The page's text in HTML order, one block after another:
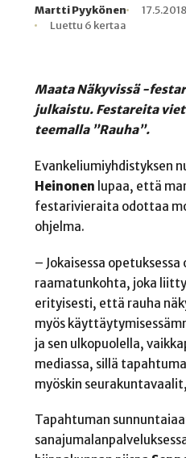
Kirjoittaja
Martti Pyykönen
Julkaistu
17.5.2018
Lukuaika
Lukukertoja
Luettu 6 kertaa
Maata Näkyvissä -
julkaistu. Festareita
teemalla ”Rauha”.
Evankeliumiyhdistyksen
Heinonen lupaa, että
festarivieraita odottaa
ohjelma.
– Jokaisessa
raamatunkohta, joka
erityisesti, että rauha
myös
ja sen ulkopuolella,
mediassa, sillä
myöskin
Tapahtuman